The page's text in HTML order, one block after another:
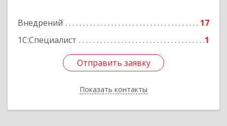
Внедрений
17
1С:Специалист
1
Отправить заявку
Показать контакты
Отправить заявку
Назад